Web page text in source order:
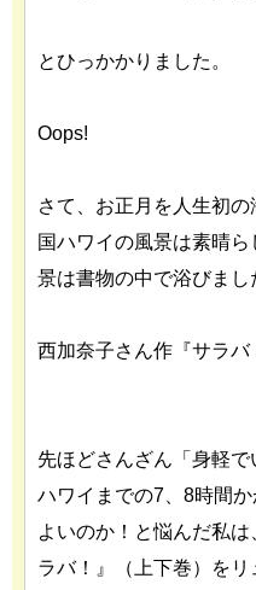
とひっかかりました。
Oops!
さて、お正月を人生初
国ハワイの風景は素晴
景は書物の中で浴びまし
西加奈子さん作『サラバ
先ほどさんざん「身軽で
ハワイまでの7、8時間
よいのか！と悩んだ私
ラバ！』（上下巻）を